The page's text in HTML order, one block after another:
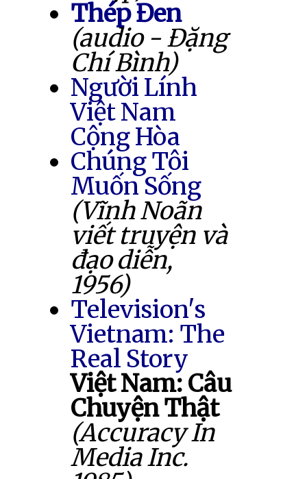
Thép Đen
(audio - Đặng
Chí Bình)
Người Lính
Việt Nam
Cộng Hòa
Chúng Tôi
Muốn Sống
(Vĩnh Noãn
viết truyện và
đạo diễn,
1956)
Television's
Vietnam: The
Real Story
Việt Nam: Câu
Chuyện Thật
(Accuracy In
Media Inc.